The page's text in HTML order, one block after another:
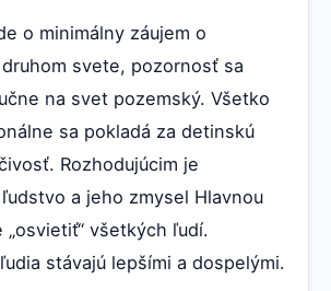
o minimálny záujem o
svete, pozornosť sa
na svet pozemský. Všetko
sa pokladá za detinskú
Rozhodujúcim je
a jeho zmysel Hlavnou
„osvietiť“ všetkých ľudí.
stávajú lepšími a dospelými.